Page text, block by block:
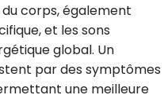
corps, également
et les sons
global. Un
par des symptômes
une meilleure